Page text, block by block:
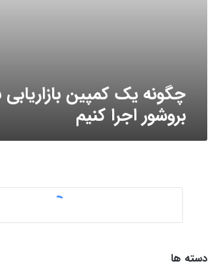
چگونه یک کمپین بازاریابی
بروشور اجرا کنیم
دسته ها